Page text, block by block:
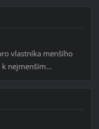
vlastníka menšího
nejmenším...